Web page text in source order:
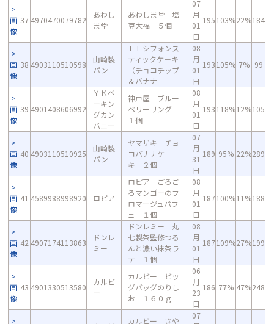
画
像
37 4970470079782
あわし
ま堂
あわしま堂 塩
豆大福 ５個
07
月
01
日
195103%22%184
画
像
38 4903110510598
山崎製
パン
ＬＬシフォンス
ティックケ－キ
（チョコチップ
＆バナナ
08
月
01
日
193105% 7% 99
画
像
39 4901408606992
ＹＫベ
ーキン
グカン
パニー
神戸屋 ブルー
ベリーリング
１個
08
月
01
日
193118%12%105
画
像
40 4903110510925
山崎製
パン
ヤマザキ チョ
コバナナケ－
キ ２個
07
月
31
日
189 95% 22%289
画
像
41 4589988998920 ロピア
ロピア ごろご
ろマンゴーのフ
ロマージュパフ
ェ １個
08
月
01
日
187100%11%188
画
像
42 4907174113863
ドンレ
ミー
ドンレミー 丸
七製茶監修つる
んと濃い抹茶ラ
テ １個
08
月
01
日
187109%27%199
画
像
43 4901330513580
カルビ
ー
カルビー ビッ
グバッグのりし
お １６０ｇ
06
月
23
日
186 77% 47%248
カルビー さや
07